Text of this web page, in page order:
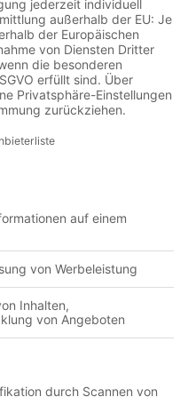
verfügbar!